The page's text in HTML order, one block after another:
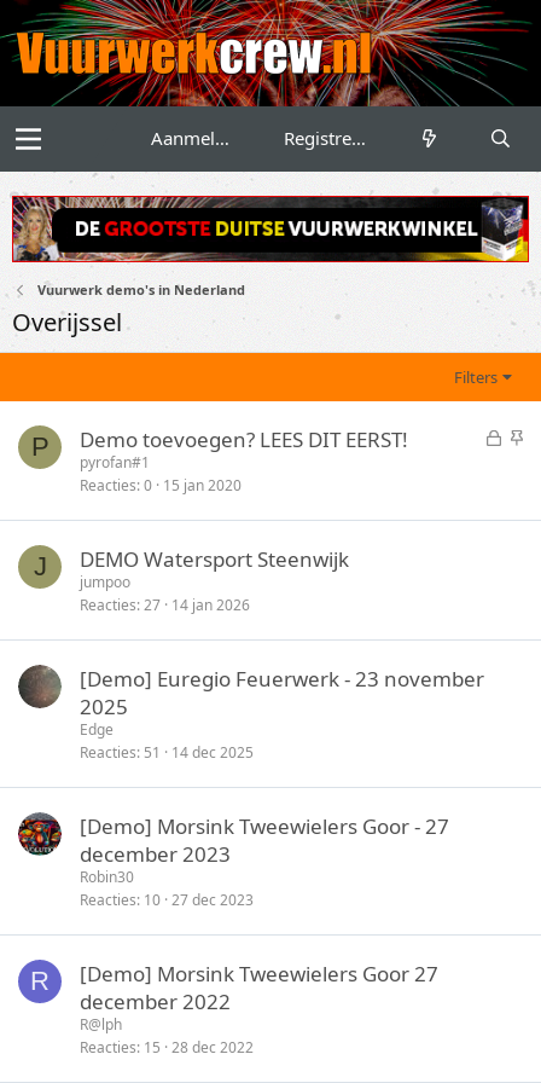
Aanmelden Registreren
Vuurwerk demo's in Nederland
Overijssel
Filters
P
G S
Demo toevoegen? LEES DIT EERST!
pyrofan#1
Reacties 0 15 jan 2020
J DEMO Watersport Steenwijk
jumpoo
Reacties 27 14 jan 2026
[Demo] Euregio Feuerwerk - 23 november
2025
Edge
Reacties 51 14 dec 2025
[Demo] Morsink Tweewielers Goor - 27
december 2023
Robin30
Reacties 10 27 dec 2023
R
[Demo] Morsink Tweewielers Goor 27
december 2022
R@lph
Reacties 15 28 dec 2022